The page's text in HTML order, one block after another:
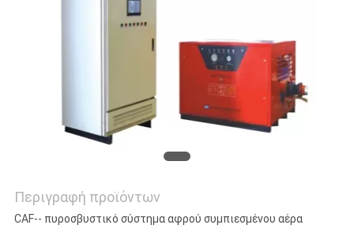
Περιγραφή προϊόντων
CAF-- πυροσβυστικό σύστημα αφρού συμπιεσμένου αέρα